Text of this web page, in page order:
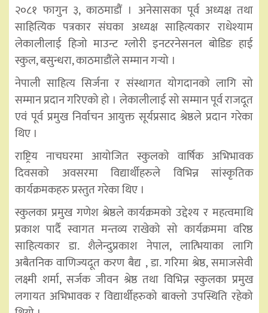
२०८१ फागुन ३, काठमाडौं । अनेसासका पूर्व अध्यक्ष तथा
साहित्यिक पत्रकार संघका अध्यक्ष साहित्यकार राधेश्याम
लेकालीलाई हिजो माउन्ट ग्लोरी इनटरनेसनल बोडिङ हाई
स्कुल, बसुन्धरा, काठमाडौंले सम्मान गर्‍यो ।
नेपाली साहित्य सिर्जना र संस्थागत योगदानको लागि सो
सम्मान प्रदान गरिएको हो । लेकालीलाई सो सम्मान पूर्व राजदूत
एवं पूर्व प्रमुख निर्वाचन आयुक्त सूर्यप्रसाद श्रेष्ठले प्रदान गरेका
थिए ।
राष्ट्रिय नाचघरमा आयोजित स्कुलको वार्षिक अभिभावक
दिवसको अवसरमा विद्यार्थीहरुले विभिन्न सांस्कृतिक
कार्यक्रमकहरु प्रस्तुत गरेका थिए ।
स्कुलका प्रमुख गणेश श्रेष्ठले कार्यक्रमको उद्देश्य र महत्वमाथि
प्रकाश पार्दै स्वागत मन्तव्य राखेको सो कार्यक्रममा वरिष्ठ
साहित्यकार डा. शैलेन्दुप्रकाश नेपाल, लात्भियाका लागि
अबैतनिक वाणिज्यदूत करण बैद्य , डा. गरिमा श्रेष्ठ, समाजसेवी
लक्ष्मी शर्मा, सर्जक जीवन श्रेष्ठ तथा विभिन्न स्कुलका प्रमुख
लगायत अभिभावक र विद्यार्थीहरुको बाक्लो उपस्थिति रहेको